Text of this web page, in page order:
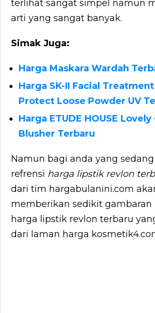
terlihat sangat simpel namun
arti yang sangat banyak.
Simak Juga:
Harga Maskara Wardah
Harga SK-II Facial
Protect Loose Powder UV
Harga ETUDE HOUSE
Blusher Terbaru
Namun bagi anda yang
refrensi harga lipstik revlon
dari tim hargabulanini.com
memberikan sedikit
harga lipstik revlon terbaru
dari laman harga